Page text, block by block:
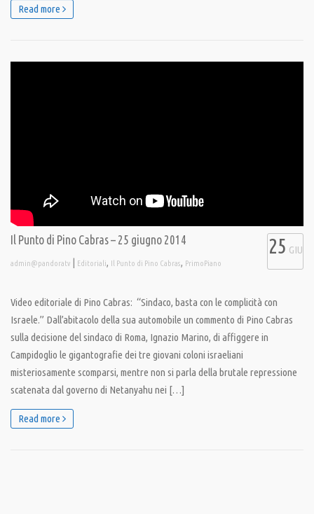
Read more
Il Punto di Pino Cabras – 25 giugno 2014
admin@pandoratv | Editoriali, Il Punto di Pino Cabras, PrimoPiano
25 GIU
Video editoriale di Pino Cabras: “Sindaco, basta con le complicità con
Israele.” Dall’abitacolo della sua automobile un commento di Pino Cabras
sulla decisione del sindaco di Roma, Ignazio Marino, di affiggere in
Campidoglio le gigantografie dei tre giovani coloni israeliani
misteriosamente scomparsi, mentre non si parla della brutale repressione
scatenata dal governo di Netanyahu nei […]
Read more